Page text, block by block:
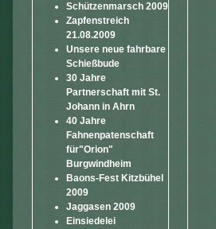
Schützenmarsch 2009
Zapfenstreich
21.08.2009
Unsere neue fahrbare
Schießbude
30 Jahre
Partnerschaft mit St.
Johann in Ahrn
40 Jahre
Fahnenpatenschaft
für"Orion"
Burgwindheim
Baons-Fest Kitzbühel
2009
Jaggasen 2009
Einsiedelei